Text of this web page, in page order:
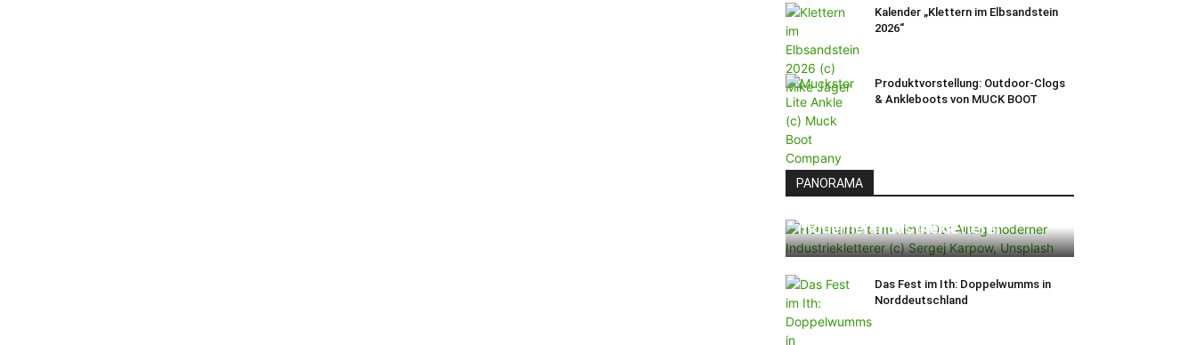
Kalender „Klettern im Elbsandstein
2026“
Produktvorstellung: Outdoor-Clogs
& Ankleboots von MUCK BOOT
PANORAMA
moderner Industriekletterer
Das Fest im Ith: Doppelwumms in
Norddeutschland